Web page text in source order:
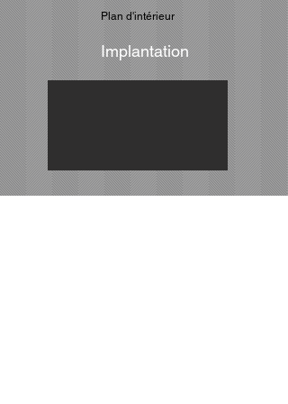
Implantation
Plan d'intérieur